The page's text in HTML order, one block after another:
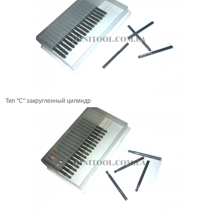
Тип "C" закругленный цилиндр